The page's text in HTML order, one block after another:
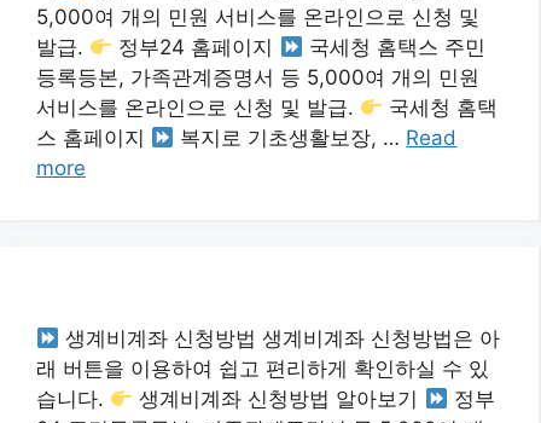
5,000여 개의 민원 서비스를 온라인으로 신청 및
발급.
정부24 홈페이지
국세청 홈택스 주민
등록등본, 가족관계증명서 등 5,000여 개의 민원
서비스를 온라인으로 신청 및 발급.
국세청 홈택
스 홈페이지
복지로 기초생활보장, … Read
more
생계비계좌 신청방법 생계비계좌 신청방법은 아
래 버튼을 이용하여 쉽고 편리하게 확인하실 수 있
습니다.
생계비계좌 신청방법 알아보기
정부